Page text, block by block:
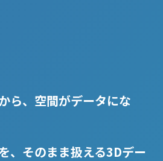
ら、空間がデータにな
、そのまま扱える3Dデー